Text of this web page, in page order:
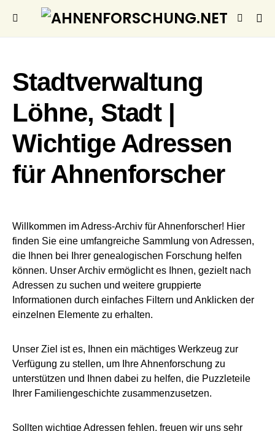
Stadtverwaltung
Löhne, Stadt |
Wichtige Adressen
für Ahnenforscher
Willkommen im Adress-Archiv für Ahnenforscher! Hier
finden Sie eine umfangreiche Sammlung von Adressen,
die Ihnen bei Ihrer genealogischen Forschung helfen
können. Unser Archiv ermöglicht es Ihnen, gezielt nach
Adressen zu suchen und weitere gruppierte
Informationen durch einfaches Filtern und Anklicken der
einzelnen Elemente zu erhalten.
Unser Ziel ist es, Ihnen ein mächtiges Werkzeug zur
Verfügung zu stellen, um Ihre Ahnenforschung zu
unterstützen und Ihnen dabei zu helfen, die Puzzleteile
Ihrer Familiengeschichte zusammenzusetzen.
Sollten wichtige Adressen fehlen, freuen wir uns sehr